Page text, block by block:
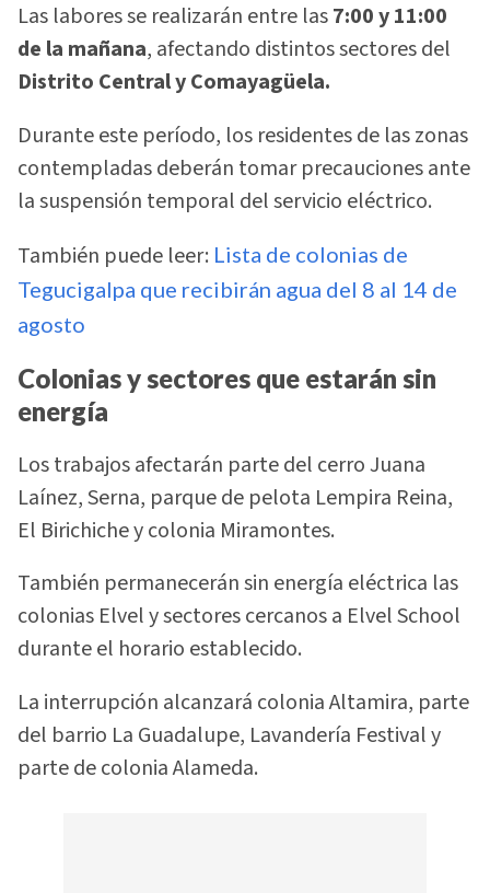
Las labores se realizarán entre las7:00 y 11:00
de la mañana, afectando distintos sectores del
Distrito Central y Comayagüela.
Durante este período, los residentes de las zonas
contempladas deberán tomar precauciones ante
la suspensión temporal del servicio eléctrico.
También puede leer: Lista de colonias de
Tegucigalpa que recibirán agua del 8 al 14 de
agosto
Colonias y sectores que estarán sin
energía
Los trabajos afectarán parte del cerro Juana
Laínez, Serna, parque de pelota Lempira Reina,
El Birichiche y colonia Miramontes.
También permanecerán sin energía eléctrica las
colonias Elvel y sectores cercanos a Elvel School
durante el horario establecido.
La interrupción alcanzará colonia Altamira, parte
del barrio La Guadalupe, Lavandería Festival y
parte de colonia Alameda.